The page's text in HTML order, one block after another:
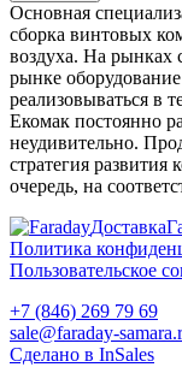
Основная
сборка винтовых
воздуха. На рынках
рынке
реализовываться в
Екомак постоянно
неудивительно.
стратегия
очередь, на
Доставка
Политика
Пользовательское
+7 (846) 269 79 69
sale@faraday-
Сделано в InSales